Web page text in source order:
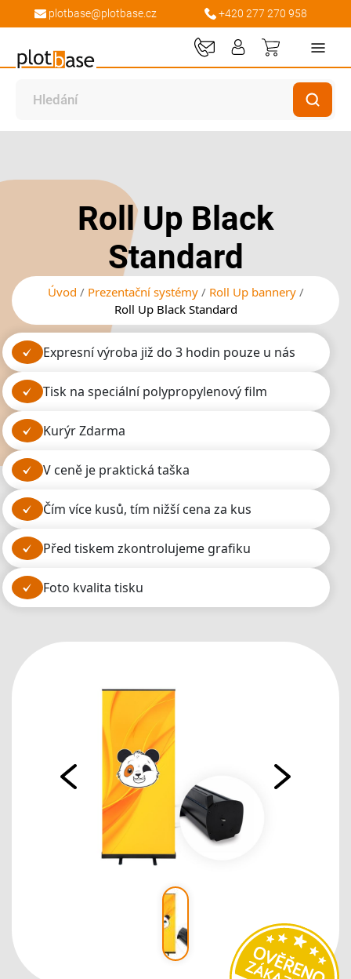
plotbase@plotbase.cz +420 277 270 958
Můj košík
Roll Up Black
Standard
Úvod Prezentační systémy
Roll Up bannery
Roll Up Black Standard
expresní výroba již do 3 hodin pouze u nás
tisk na speciální polypropylenový film
kurýr Zdarma
v ceně je praktická taška
čím více kusů, tím nižší cena za kus
před tiskem zkontrolujeme grafiku
foto kvalita tisku